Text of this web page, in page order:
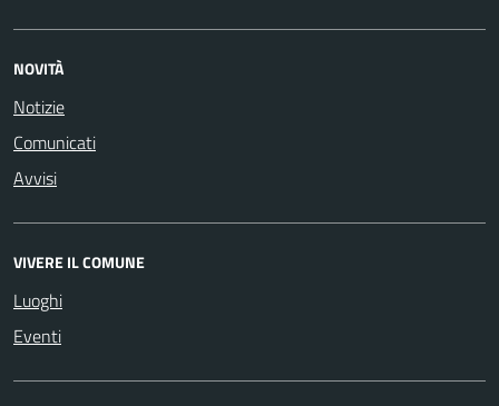
NOVITÀ
Notizie
Comunicati
Avvisi
VIVERE IL COMUNE
Luoghi
Eventi